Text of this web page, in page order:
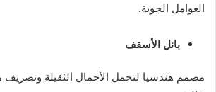
العوامل الجوية.
بانل الأسقف
مصمم هندسيا لتحمل الأحمال الثقيلة وتصريف